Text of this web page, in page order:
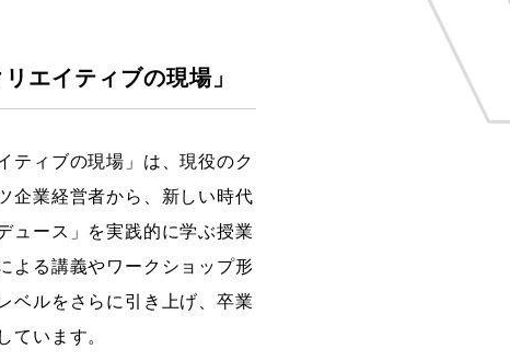
エイティブの現場」
ティブの現場」は、現役のク
企業経営者から、新しい時代
ュース」を実践的に学ぶ授業
よる講義やワークショップ形
ベルをさらに引き上げ、卒業
ています。